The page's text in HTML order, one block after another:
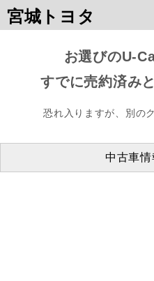
宮城トヨタ
お選びのU-
すでに売約済み
恐れ入りますが、別の
中古車